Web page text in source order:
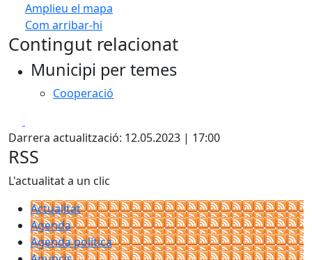
Amplieu el mapa
Com arribar-hi
+
Contingut relacionat
Municipi per temes
Cooperació
Darrera actualització: 12.05.2023 | 17:00
RSS
L'actualitat a un clic
Actualitat
Agenda
Agenda política